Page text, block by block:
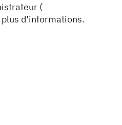
(
d’informations.